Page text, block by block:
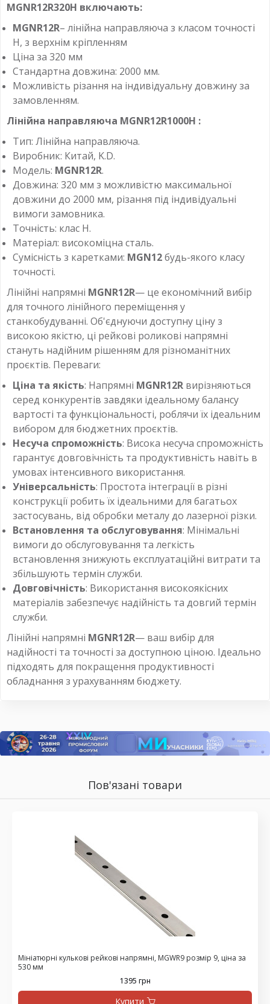
MGNR12R320H включають:
MGNR12R– лінійна направляюча з класом точності
H, з верхнім кріпленням
Ціна за 320 мм
Стандартна довжина: 2000 мм.
Можливість різання на індивідуальну довжину за
замовленням.
Лінійна направляюча MGNR12R1000H :
Тип: Лінійна направляюча.
Виробник: Китай, K.D.
Модель: MGNR12R.
Довжина: 320 мм з можливістю максимальної
довжини до 2000 мм, різання під індивідуальні
вимоги замовника.
Точність: клас H.
Матеріал: високоміцна сталь.
Сумісність з каретками: MGN12будь-якого класу
точності.
Лінійні напрямні MGNR12R— це економічний вибір
для точного лінійного переміщення у
станкобудуванні. Об'єднуючи доступну ціну з
високою якістю, ці рейкові роликові напрямні
стануть надійним рішенням для різноманітних
проєктів. Переваги:
Ціна та якість: Напрямні MGNR12R вирізняються
серед конкурентів завдяки ідеальному балансу
вартості та функціональності, роблячи їх ідеальним
вибором для бюджетних проєктів.
Несуча спроможність: Висока несуча спроможність
гарантує довговічність та продуктивність навіть в
умовах інтенсивного використання.
Універсальність: Простота інтеграції в різні
конструкції робить їх ідеальними для багатьох
застосувань, від обробки металу до лазерної різки.
Встановлення та обслуговування: Мінімальні
вимоги до обслуговування та легкість
встановлення знижують експлуатаційні витрати та
збільшують термін служби.
Довговічність: Використання високоякісних
матеріалів забезпечує надійність та довгий термін
служби.
Лінійні напрямні MGNR12R— ваш вибір для
надійності та точності за доступною ціною. Ідеально
підходять для покращення продуктивності
обладнання з урахуванням бюджету.
Пов'язані товари
Мініатюрні кулькові рейкові напрямні, MGWR9 розмір 9, ціна за
530 мм
1395 грн
Купити